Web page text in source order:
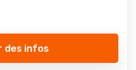
des infos